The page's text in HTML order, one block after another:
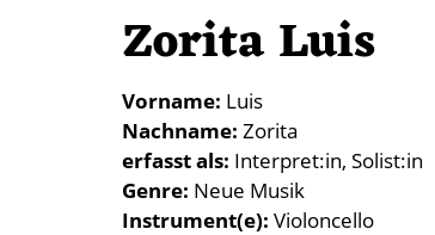
Zorita Luis
Vorname Luis
Nachname Zorita
erfasst als Interpret:in Solist:in
Genre Neue Musik
Instrument(e) Violoncello